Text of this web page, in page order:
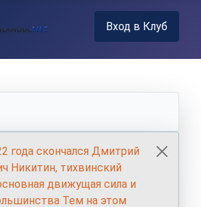
Вход в Клуб
года скончался Дмитрий
Никитин, тихвинский
движущая сила и
Тем на этом